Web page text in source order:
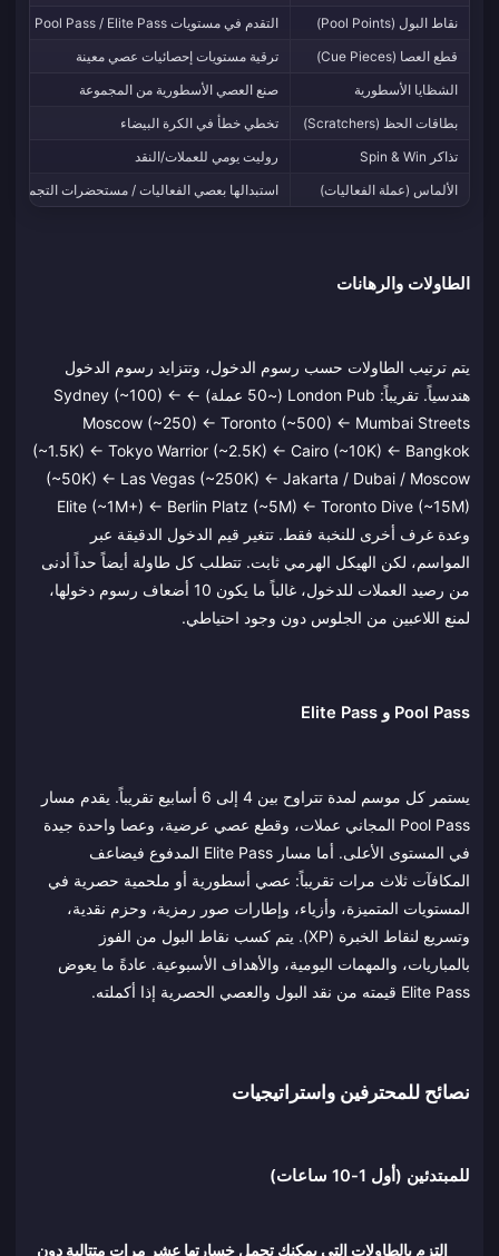
نقاط البول (Pool Points)
التقدم في مستويات Pool Pass / Elite Pass
قطع العصا (Cue Pieces)
ترقية مستويات إحصائيات عصي معينة
الشظايا الأسطورية
صنع العصي الأسطورية من المجموعة
بطاقات الحظ (Scratchers)
تخطي خطأ في الكرة البيضاء
تذاكر Spin & Win
روليت يومي للعملات/النقد
الألماس (عملة الفعاليات)
استبدالها بعصي الفعاليات / مستحضرات التجميل
الطاولات والرهانات
يتم ترتيب الطاولات حسب رسوم الدخول، وتتزايد رسوم الدخول
هندسياً. تقريباً: London Pub (~50 عملة) ← Sydney (~100) ←
Moscow (~250) ← Toronto (~500) ← Mumbai Streets
(~1.5K) ← Tokyo Warrior (~2.5K) ← Cairo (~10K) ← Bangkok
(~50K) ← Las Vegas (~250K) ← Jakarta / Dubai / Moscow
Elite (~1M+) ← Berlin Platz (~5M) ← Toronto Dive (~15M)
وعدة غرف أخرى للنخبة فقط. تتغير قيم الدخول الدقيقة عبر
المواسم، لكن الهيكل الهرمي ثابت. تتطلب كل طاولة أيضاً حداً أدنى
من رصيد العملات للدخول، غالباً ما يكون 10 أضعاف رسوم دخولها،
لمنع اللاعبين من الجلوس دون وجود احتياطي.
Pool Pass و Elite Pass
يستمر كل موسم لمدة تتراوح بين 4 إلى 6 أسابيع تقريباً. يقدم مسار
Pool Pass المجاني عملات، وقطع عصي عرضية، وعصا واحدة جيدة
في المستوى الأعلى. أما مسار Elite Pass المدفوع فيضاعف
المكافآت ثلاث مرات تقريباً: عصي أسطورية أو ملحمية حصرية في
المستويات المتميزة، وأزياء، وإطارات صور رمزية، وحزم نقدية،
وتسريع لنقاط الخبرة (XP). يتم كسب نقاط البول من الفوز
بالمباريات، والمهمات اليومية، والأهداف الأسبوعية. عادةً ما يعوض
Elite Pass قيمته من نقد البول والعصي الحصرية إذا أكملته.
نصائح للمحترفين واستراتيجيات
للمبتدئين (أول 1-10 ساعات)
التزم بالطاولات التي يمكنك تحمل خسارتها عشر مرات متتالية دون